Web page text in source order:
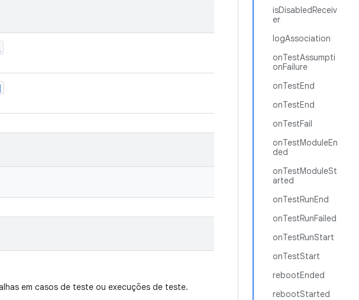
isDisabledReceiv
er
logAssociation
onTestAssumpti
onFailure
onTestEnd
onTestEnd
onTestFail
onTestModuleEn
ded
onTestModuleSt
arted
onTestRunEnd
onTestRunFailed
onTestRunStart
onTestStart
rebootEnded
rebootStarted
em casos de teste ou execuções de teste.